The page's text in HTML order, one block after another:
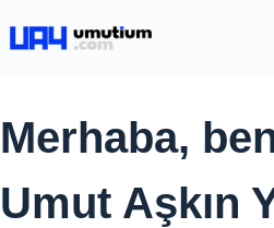
Merhaba,
Umut Aşkın